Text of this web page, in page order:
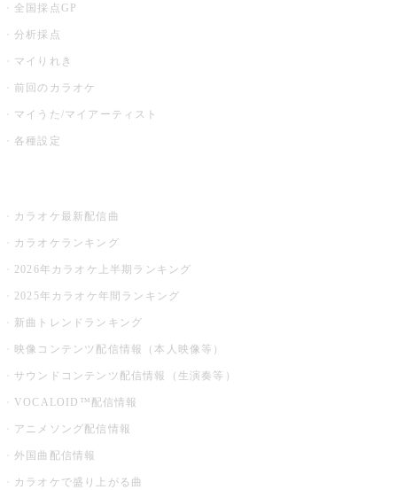
全国採点GP
分析採点
マイりれき
前回のカラオケ
マイうた/マイアーティスト
各種設定
カラオケ最新配信曲
カラオケランキング
2026年カラオケ上半期ランキング
2025年カラオケ年間ランキング
新曲トレンドランキング
映像コンテンツ配信情報（本人映像等）
サウンドコンテンツ配信情報（生演奏等）
VOCALOID™配信情報
アニメソング配信情報
外国曲配信情報
カラオケで盛り上がる曲